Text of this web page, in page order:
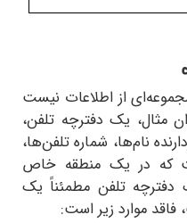
از اطلاعات نیست
یک دفترچه تلفن،
شماره تلفن‌ها،
یک منطقه خاص
تلفن مطمئناً یک
زیر است: